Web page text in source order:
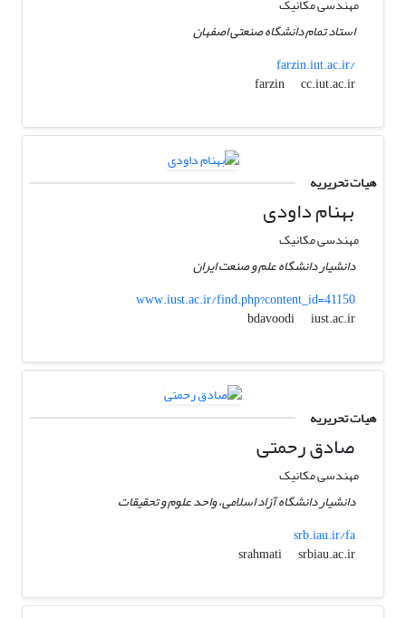
استاد تمام دانشگاه صنعتی اصفهان
farzin.iut.ac.ir/
farzin
cc.iut.ac.ir
هیات تحریریه
بهنام داودی
مهندسی مکانیک
دانشیار دانشگاه علم و صنعت ایران
www.iust.ac.ir/find.php?content_id=41150
bdavoodi
iust.ac.ir
هیات تحریریه
صادق رحمتی
مهندسی مکانیک
دانشیار دانشگاه آزاد اسلامی، واحد علوم و تحقیقات
srb.iau.ir/fa
srahmati
srbiau.ac.ir